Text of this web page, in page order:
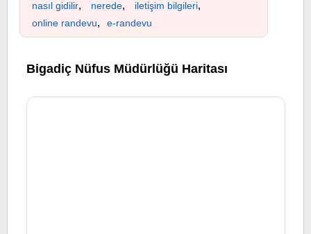
nasıl gidilir, nerede, iletişim bilgileri,
online randevu, e-randevu
Bigadiç Nüfus Müdürlüğü Haritası